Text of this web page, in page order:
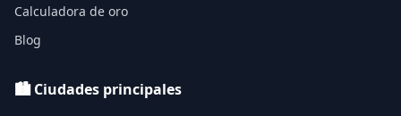
Calculadora de oro
Blog
🏙️ Ciudades principales